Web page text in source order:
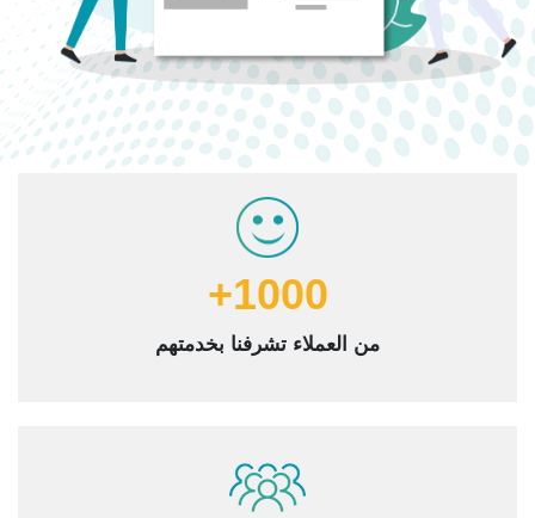
1000+
من العملاء تشرفنا بخدمتهم